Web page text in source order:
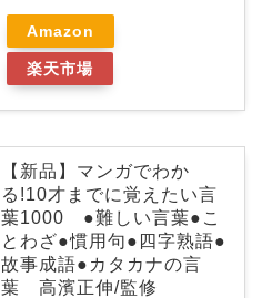
Amazon
楽天市場
【新品】マンガでわか
る!10才までに覚えたい言
葉1000 ●難しい言葉●こ
とわざ●慣用句●四字熟語●
故事成語●カタカナの言
葉 高濱正伸/監修